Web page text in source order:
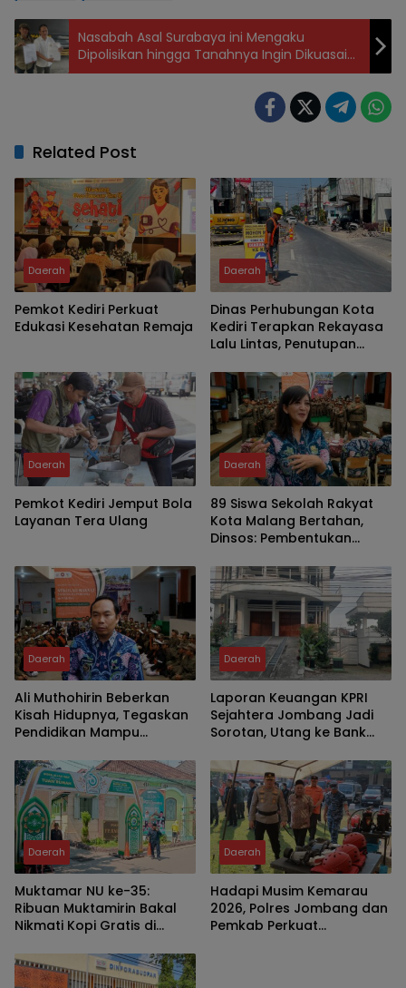
Nasabah Asal Surabaya ini Mengaku
Dipolisikan hingga Tanahnya Ingin Dikuasai
oleh Bos Koperasi di Malang
Related Post
Daerah
Pemkot Kediri Perkuat
Edukasi Kesehatan Remaja
Daerah
Dinas Perhubungan Kota
Kediri Terapkan Rekayasa
Lalu Lintas, Penutupan
Daerah
Pemkot Kediri Jemput Bola
Layanan Tera Ulang
Daerah
89 Siswa Sekolah Rakyat
Kota Malang Bertahan,
Dinsos: Pembentukan
Keberhasilan Program
Daerah
Ali Muthohirin Beberkan
Kisah Hidupnya, Tegaskan
Pendidikan Mampu
Daerah
Laporan Keuangan KPRI
Sejahtera Jombang Jadi
Sorotan, Utang ke Bank
Daerah
Muktamar NU ke-35:
Ribuan Muktamirin Bakal
Nikmati Kopi Gratis di
Daerah
Hadapi Musim Kemarau
2026, Polres Jombang dan
Pemkab Perkuat